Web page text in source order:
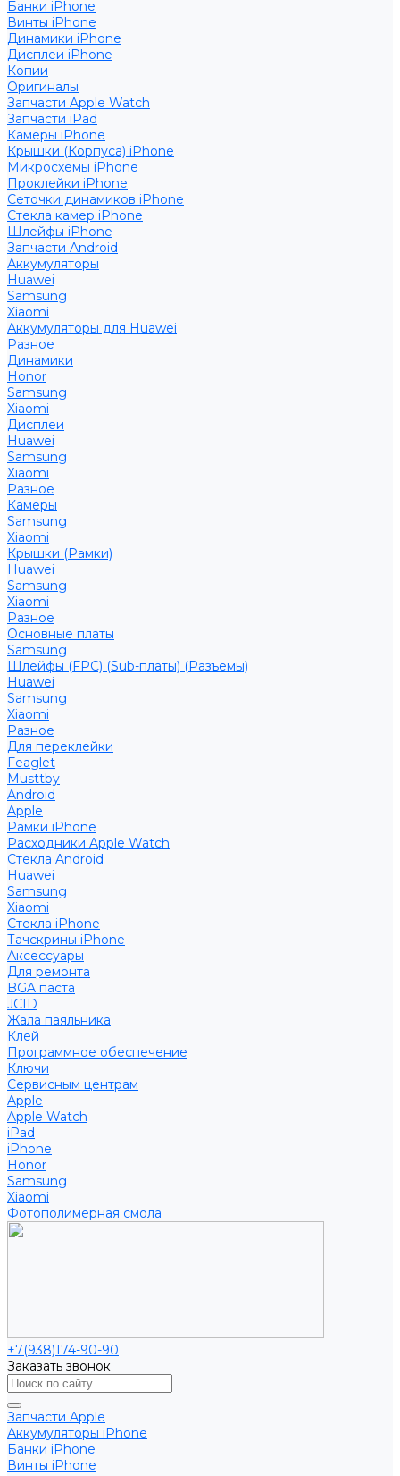
Банки iPhone
Винты iPhone
Динамики iPhone
Дисплеи iPhone
Копии
Оригиналы
Запчасти Apple Watch
Запчасти iPad
Камеры iPhone
Крышки (Корпуса) iPhone
Микросхемы iPhone
Проклейки iPhone
Сеточки динамиков iPhone
Стекла камер iPhone
Шлейфы iPhone
Запчасти Android
Аккумуляторы
Huawei
Samsung
Xiaomi
Аккумуляторы для Huawei
Разное
Динамики
Honor
Samsung
Xiaomi
Дисплеи
Huawei
Samsung
Xiaomi
Разное
Камеры
Samsung
Xiaomi
Крышки (Рамки)
Huawei
Samsung
Xiaomi
Разное
Основные платы
Samsung
Шлейфы (FPC) (Sub-платы) (Разъемы)
Huawei
Samsung
Xiaomi
Разное
Для переклейки
Feaglet
Musttby
Android
Apple
Рамки iPhone
Расходники Apple Watch
Стекла Android
Huawei
Samsung
Xiaomi
Стекла iPhone
Тачскрины iPhone
Аксессуары
Для ремонта
BGA паста
JCID
Жала паяльника
Клей
Программное обеспечение
Ключи
Сервисным центрам
Apple
Apple Watch
iPad
iPhone
Honor
Samsung
Xiaomi
Фотополимерная смола
+7(938)174-90-90
Заказать звонок
Запчасти Apple
Аккумуляторы iPhone
Банки iPhone
Винты iPhone